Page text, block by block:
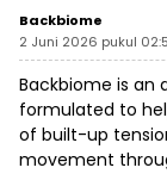
Backbiome
2 Juni 2026 pukul
Backbiome is an
formulated to
of built-up
movement